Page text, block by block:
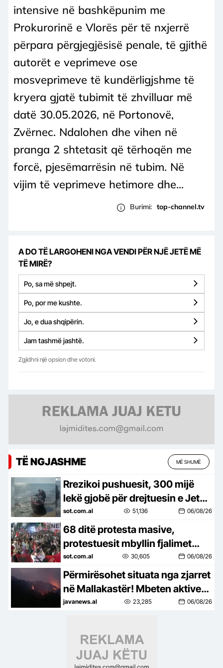
intensive në bashkëpunim me
Prokurorinë e Vlorës për të nxjerrë
përpara përgjegjësisë penale, të gjithë
autorët e veprimeve ose
mosveprimeve të kundërligjshme të
kryera gjatë tubimit të zhvilluar më
datë 30.05.2026, në Portonovë,
Zvërnec. Ndalohen dhe vihen në
pranga 2 shtetasit që tërhoqën me
forcë, pjesëmarrësin në tubim. Në
vijim të veprimeve hetimore dhe...
Burimi: top-channel.tv
A DO TË LARGOHENI NGA VENDI PËR NJË JETË MË
TË MIRË?
Po, sa më shpejt.
Po, por me kushte.
Jo, e dua shqipërin.
Jam tashmë jashtë.
Zgjidhni një opsion dhe votoni.
TË NGJASHME MË SHUMË
Rrezikoi pushuesit, 300 mijë
lekë gjobë për drejtuesin e Jet
Ski në Zvërnec
sot.com.al 51,136 06/08/26
68 ditë protesta masive,
protestuesit mbyllin fjalimet
para Kryeministrisë, marshojnë
drejt Korpusit: Ju erdhi fundi!
sot.com.al 30,605 06/08/26
Përmirësohet situata nga zjarret
në Mallakastër! Mbeten aktive
10 vatra nga veriu në jug
javanews.al 23,285 06/08/26